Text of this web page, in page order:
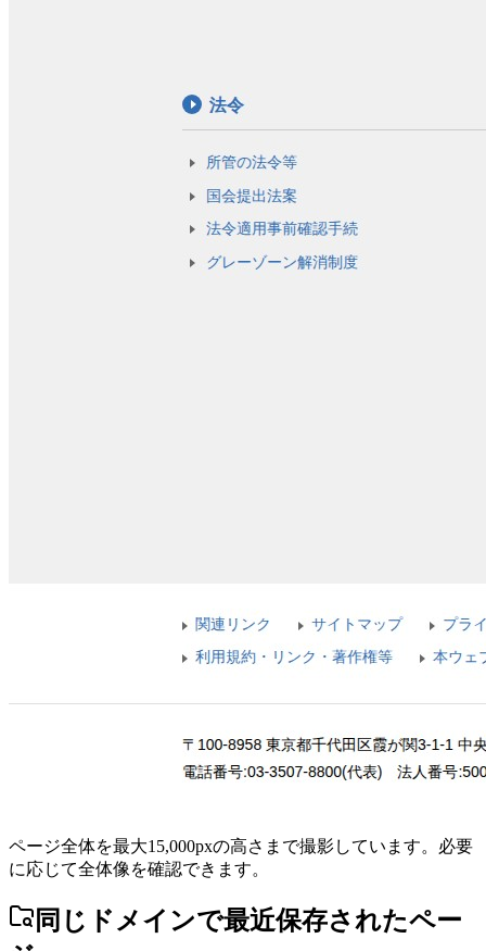
ページ全体を最大15,000pxの高さまで撮影しています。必要
に応じて全体像を確認できます。
同じドメインで最近保存されたペー